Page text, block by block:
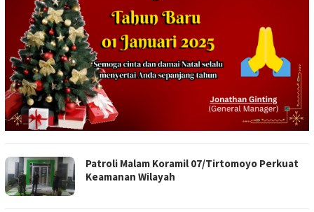
Patroli Malam Koramil 07/Tirtomoyo Perkuat
Keamanan Wilayah